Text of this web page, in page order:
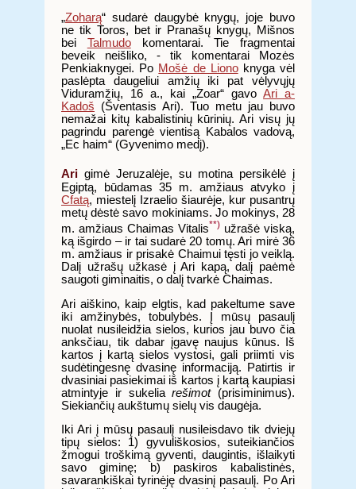
„Zoharą“ sudarė daugybė knygų, joje buvo
ne tik Toros, bet ir Pranašų knygų, Mišnos
bei Talmudokomentarai. Tie fragmentai
beveik neišliko, - tik komentarai Mozės
Penkiaknygei. Po Mošė de Lionoknyga vėl
paslėpta daugeliui amžių iki pat vėlyvųjų
Viduramžių, 16 a., kai „Zoar“ gavo Ari a-
Kadoš (Šventasis Ari). Tuo metu jau buvo
nemažai kitų kabalistinių kūrinių. Ari visų jų
pagrindu parengė vientisą Kabalos vadovą,
„Ec haim“ (Gyvenimo medį).
Ari gimė Jeruzalėje, su motina persikėlė į
Egiptą, būdamas 35 m. amžiaus atvyko į
Cfatą, miestelį Izraelio šiaurėje, kur pusantrų
metų dėstė savo mokiniams. Jo mokinys, 28
m. amžiaus Chaimas Vitalis**) užrašė viską,
ką išgirdo – ir tai sudarė 20 tomų. Ari mirė 36
m. amžiaus ir prisakė Chaimui tęsti jo veiklą.
Dalį užrašų užkasė į Ari kapą, dalį paėmė
saugoti giminaitis, o dalį tvarkė Chaimas.
Ari aiškino, kaip elgtis, kad pakeltume save
iki amžinybės, tobulybės. Į mūsų pasaulį
nuolat nusileidžia sielos, kurios jau buvo čia
anksčiau, tik dabar įgavę naujus kūnus. Iš
kartos į kartą sielos vystosi, gali priimti vis
sudėtingesnę dvasinę informaciją. Patirtis ir
dvasiniai pasiekimai iš kartos į kartą kaupiasi
atmintyje ir sukeliarešimot(prisiminimus).
Siekiančių aukštumų sielų vis daugėja.
Iki Ari į mūsų pasaulį nusileisdavo tik dviejų
tipų sielos: 1) gyvuliškosios, suteikiančios
žmogui troškimą gyventi, daugintis, išlaikyti
savo giminę; b) paskiros kabalistinės,
savarankiškai tyrinėję dvasinį pasaulį. Po Ari